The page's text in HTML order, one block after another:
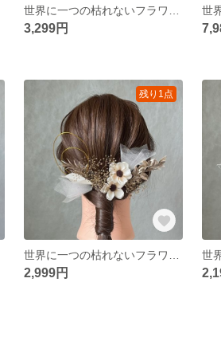
3,299円
残り1点
2,999円